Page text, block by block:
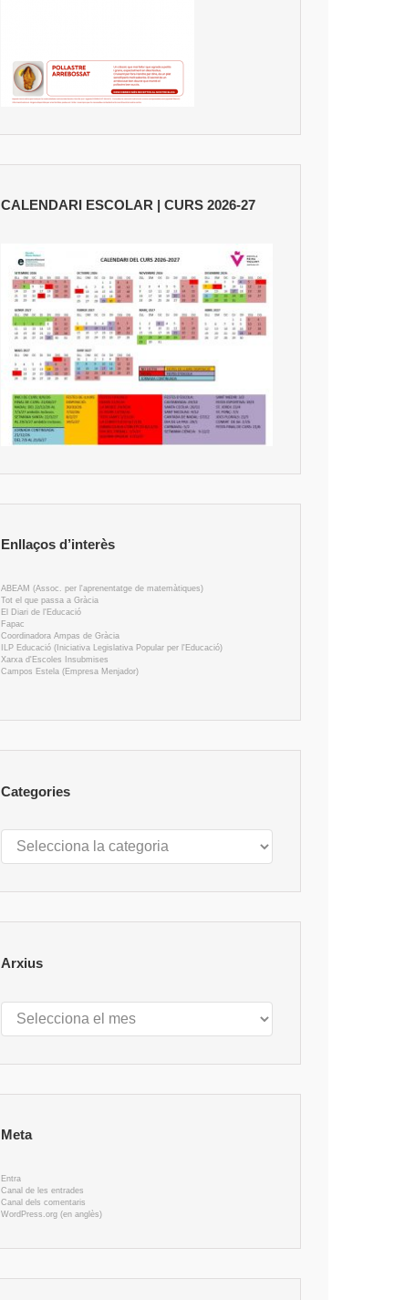
CALENDARI ESCOLAR | CURS 2026-27
Enllaços d’interès
ABEAM (Assoc. per l'aprenentatge de matemàtiques)
Tot el que passa a Gràcia
El Diari de l'Educació
Fapac
Coordinadora Ampas de Gràcia
ILP Educació (Iniciativa Legislativa Popular per l'Educació)
Xarxa d'Escoles Insubmises
Campos Estela (Empresa Menjador)
Categories
Categories
Arxius
Arxius
Meta
Entra
Canal de les entrades
Canal dels comentaris
WordPress.org (en anglès)